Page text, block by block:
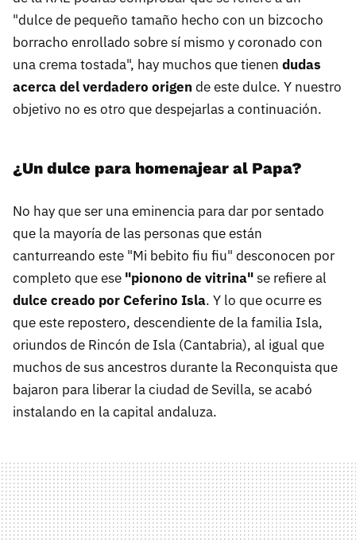
"dulce de pequeño tamaño hecho con un bizcocho
borracho enrollado sobre sí mismo y coronado con
una crema tostada", hay muchos que tienen dudas
acerca del verdadero origen de este dulce. Y nuestro
objetivo no es otro que despejarlas a continuación.
¿Un dulce para homenajear al Papa?
No hay que ser una eminencia para dar por sentado
que la mayoría de las personas que están
canturreando este "Mi bebito fiu fiu" desconocen por
completo que ese "pionono de vitrina"se refiere al
dulce creado por Ceferino Isla. Y lo que ocurre es
que este repostero, descendiente de la familia Isla,
oriundos de Rincón de Isla (Cantabria), al igual que
muchos de sus ancestros durante la Reconquista que
bajaron para liberar la ciudad de Sevilla, se acabó
instalando en la capital andaluza.